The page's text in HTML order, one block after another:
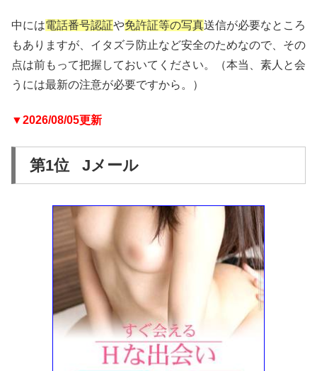
中には電話番号認証や免許証等の写真送信が必要なところ
もありますが、イタズラ防止など安全のためなので、その
点は前もって把握しておいてください。（本当、素人と会
うには最新の注意が必要ですから。）
▼2026/08/05更新
第1位 Jメール